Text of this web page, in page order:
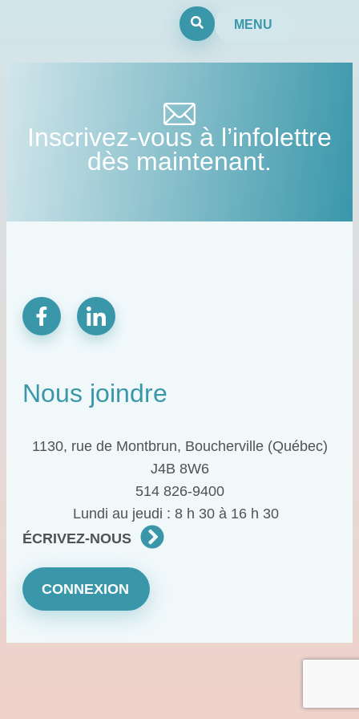
MENU
Inscrivez-vous à l’infolettre
dès maintenant.
Nous joindre
1130, rue de Montbrun, Boucherville (Québec)
J4B 8W6
514 826-9400
Lundi au jeudi : 8 h 30 à 16 h 30
ÉCRIVEZ-NOUS
CONNEXION